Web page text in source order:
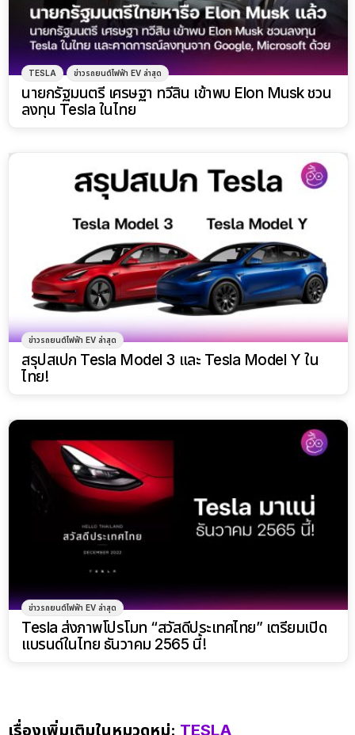
TESLA ข่าวรถยนต์ไฟฟ้า EV ล่าสุด
นายกรัฐมนตรี เศรษฐา ทวีสิน เข้าพบ Elon Musk ชวน
ลงทุน Tesla ในไทย
ข่าวรถยนต์ไฟฟ้า EV ล่าสุด
สรุปสเปก Tesla Model 3 และ Tesla Model Y ใน
ไทย!
ข่าวรถยนต์ไฟฟ้า EV ล่าสุด
Tesla ส่งภาพโปรโมท “สวัสดีประเทศไทย” เตรียมเปิด
แบรนด์ในไทย ธันวาคม 2565 นี้!
เรื่องเพิ่มเติมในหมวดหมู่: TESLA